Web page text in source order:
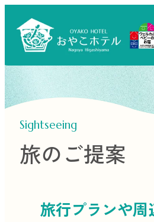
Sightseeing
旅のご提案
旅行プランや周